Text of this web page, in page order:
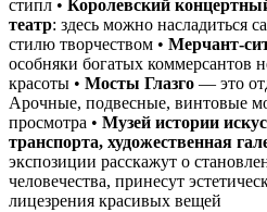
стипл • Королевский
театр: здесь можно насладиться
стилю творчеством • Мерчант-
особняки богатых коммерсантов
красоты • Мосты Глазго — это
Арочные, подвесные, винтовые
просмотра • Музей истории
транспорта, художественная
экспозиции расскажут о
человечества, принесут
лицезрения красивых вещей